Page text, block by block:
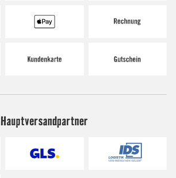
Hauptversandpartner